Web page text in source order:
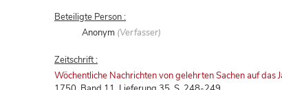
Beteiligte Person :
Anonym (Verfasser)
Zeitschrift :
Wöchentliche Nachrichten von gelehrten Sachen auf das